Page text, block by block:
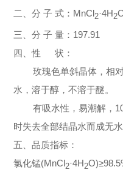
二、分 子 式：MnCl2·4H2
三、分 子 量：197.91
四、性 状：
玫瑰色单斜晶体，相对
水，溶于醇，不溶于醚。
有吸水性，易潮解，
时失去全部结晶水而成无水
五、品质指标：
氯化锰(MnCl2·4H2